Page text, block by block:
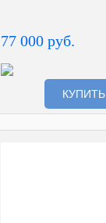
77 000 руб.
КУПИТЬ